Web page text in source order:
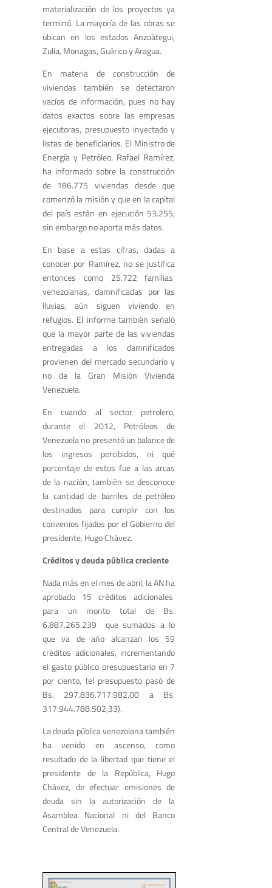
materialización de los proyectos ya
terminó. La mayoría de las obras se
ubican en los estados Anzoátegui,
Zulia, Monagas, Guárico y Aragua.
En materia de construcción de
viviendas también se detectaron
vacíos de información, pues no hay
datos exactos sobre las empresas
ejecutoras, presupuesto inyectado y
listas de beneficiarios. El Ministro de
Energía y Petróleo, Rafael Ramírez,
ha informado sobre la construcción
de 186.775 viviendas desde que
comenzó la misión y que en la capital
del país están en ejecución 53.255,
sin embargo no aporta más datos.
En base a estas cifras, dadas a
conocer por Ramírez, no se justifica
entonces como 25.722 familias
venezolanas, damnificadas por las
lluvias, aún siguen viviendo en
refugios. El informe también señaló
que la mayor parte de las viviendas
entregadas a los damnificados
provienen del mercado secundario y
no de la Gran Misión Vivienda
Venezuela.
En cuando al sector petrolero,
durante el 2012, Petróleos de
Venezuela no presentó un balance de
los ingresos percibidos, ni qué
porcentaje de estos fue a las arcas
de la nación, también se desconoce
la cantidad de barriles de petróleo
destinados para cumplir con los
convenios fijados por el Gobierno del
presidente, Hugo Chávez.
Créditos y deuda pública creciente
Nada más en el mes de abril, la AN ha
aprobado 15 créditos adicionales
para un monto total de Bs.
6.887.265.239 que sumados a lo
que va de año alcanzan los 59
créditos adicionales, incrementando
el gasto público presupuestario en 7
por ciento, (el presupuesto pasó de
Bs. 297.836.717.982,00 a Bs.
317.944.788.502,33).
La deuda pública venezolana también
ha venido en ascenso, como
resultado de la libertad que tiene el
presidente de la República, Hugo
Chávez, de efectuar emisiones de
deuda sin la autorización de la
Asamblea Nacional ni del Banco
Central de Venezuela.